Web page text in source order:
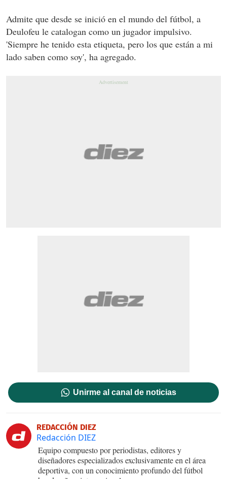
Admite que desde se inició en el mundo del fútbol, a
Deulofeu le catalogan como un jugador impulsivo.
'Siempre he tenido esta etiqueta, pero los que están a mi
lado saben como soy', ha agregado.
Unirme al canal de noticias
REDACCIÓN DIEZ
Redacción DIEZ
Equipo compuesto por periodistas, editores y
diseñadores especializados exclusivamente en el área
deportiva, con un conocimiento profundo del fútbol